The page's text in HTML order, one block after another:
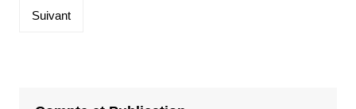
publications
Suivant